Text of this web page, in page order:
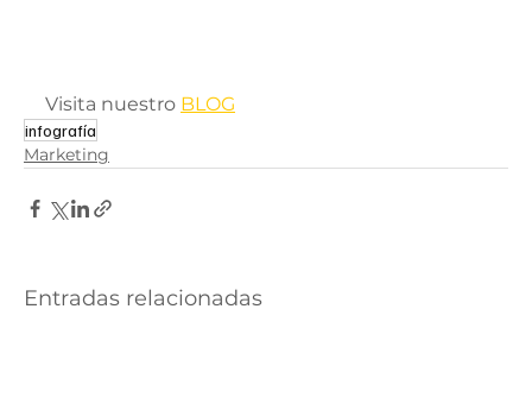
Visita nuestro BLOG
infografía
Marketing
Entradas relacionadas